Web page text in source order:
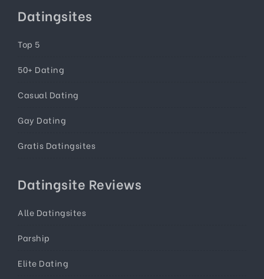
Datingsites
Top 5
50+ Dating
Casual Dating
Gay Dating
Gratis Datingsites
Datingsite Reviews
Alle Datingsites
Parship
Elite Dating